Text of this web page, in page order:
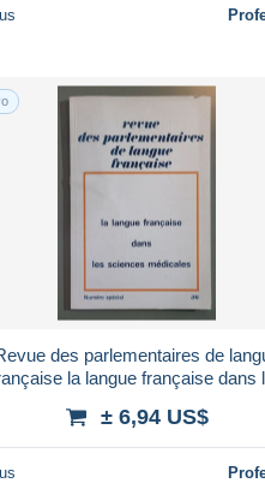
des parlementaires de
la langue française dans
± 6,94 US$